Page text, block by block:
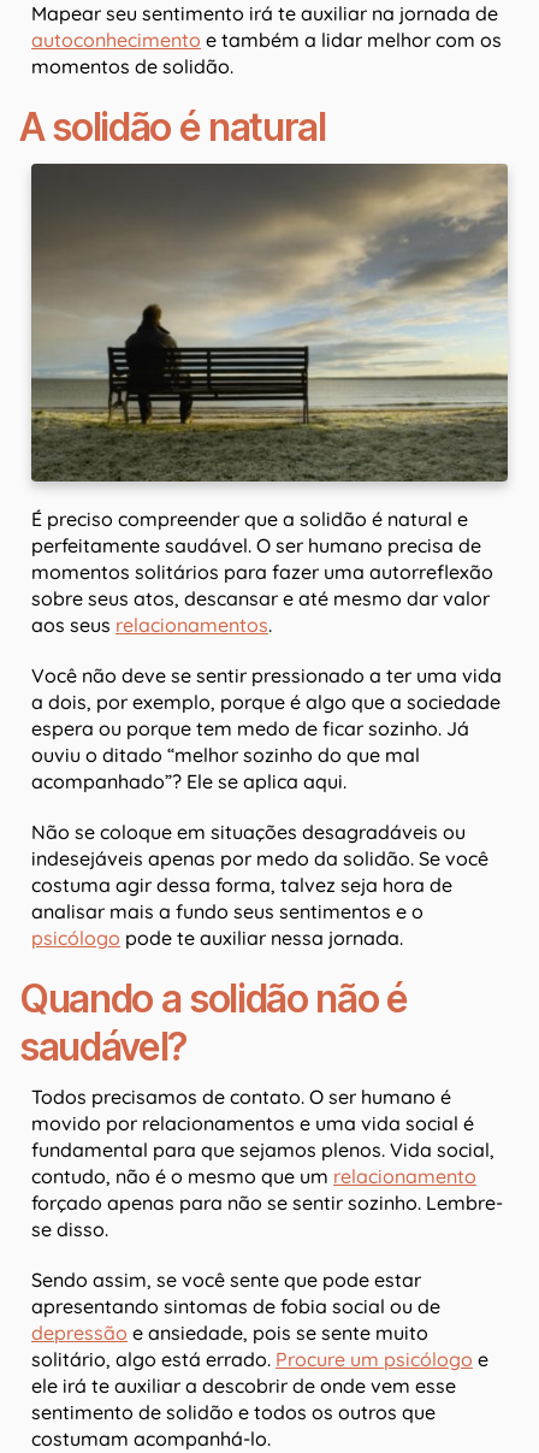
Mapear seu sentimento irá te auxiliar na jornada de
autoconhecimento e também a lidar melhor com os
momentos de solidão.
A solidão é natural
É preciso compreender que a solidão é natural e
perfeitamente saudável. O ser humano precisa de
momentos solitários para fazer uma autorreflexão
sobre seus atos, descansar e até mesmo dar valor
aos seus relacionamentos.
Você não deve se sentir pressionado a ter uma vida
a dois, por exemplo, porque é algo que a sociedade
espera ou porque tem medo de ficar sozinho. Já
ouviu o ditado “melhor sozinho do que mal
acompanhado”? Ele se aplica aqui.
Não se coloque em situações desagradáveis ou
indesejáveis apenas por medo da solidão. Se você
costuma agir dessa forma, talvez seja hora de
analisar mais a fundo seus sentimentos e o
psicólogo pode te auxiliar nessa jornada.
Quando a solidão não é
saudável?
Todos precisamos de contato. O ser humano é
movido por relacionamentos e uma vida social é
fundamental para que sejamos plenos. Vida social,
contudo, não é o mesmo que um relacionamento
forçado apenas para não se sentir sozinho. Lembre-
se disso.
Sendo assim, se você sente que pode estar
apresentando sintomas de fobia social ou de
depressão e ansiedade, pois se sente muito
solitário, algo está errado. Procure um psicólogo e
ele irá te auxiliar a descobrir de onde vem esse
sentimento de solidão e todos os outros que
costumam acompanhá-lo.